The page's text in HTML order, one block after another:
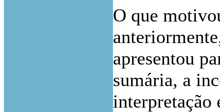
O que
apresentou
sumária, a
interpretação